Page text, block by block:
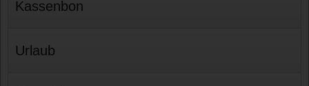
Kassenbon
Urlaub